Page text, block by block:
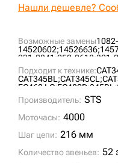
Возможные замены
14520602;14526636;
231-0841;252-0618;301-
EZ1356D1M00052;
SI647/
VE0135D652;
VOE14570113;
Подходит к технике:
CAT345BL;CAT345CL;
EC460 LC;EC480D;345BL;
349EL;
Производитель: STS
Моточасы: 4000
Шаг цепи: 216 мм
Количество звеньев: 52
Нашли дешевле?